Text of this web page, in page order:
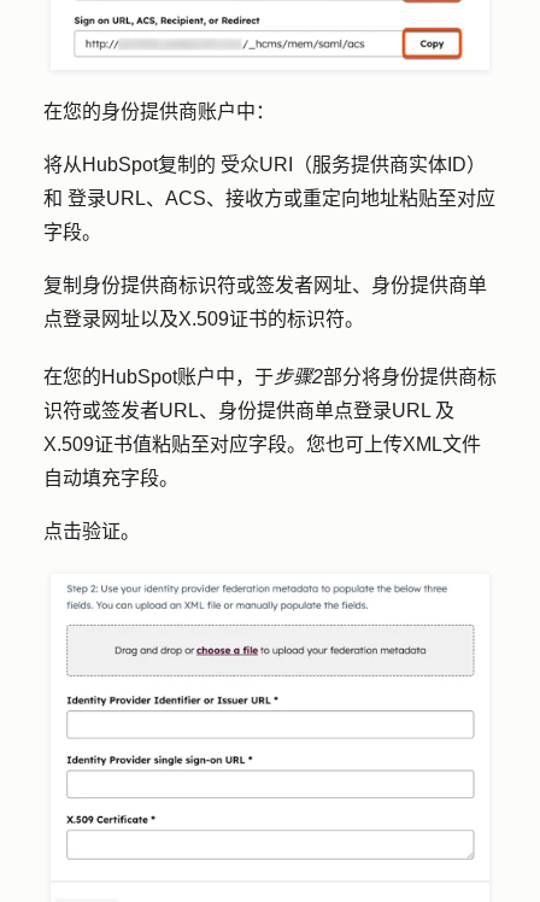
在您的身份提供商账户中：
将从HubSpot复制的 受众URI（服务提供商实体ID）
和 登录URL、ACS、接收方或重定向地址粘贴至对应
字段。
复制 身份提供商标识符或签发者网址、 身份提供商单
点登录网址以及X.509证书的标识符。
在您的HubSpot账户中，于步骤2部分将身份提供商标
识符或签发者URL、 身份提供商单点登录URL 及
X.509证书值粘贴至对应字段。您也可上传XML文件
自动填充字段。
点击验证。